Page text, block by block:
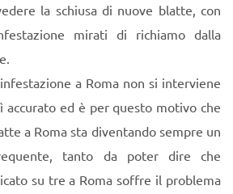
la schiusa di nuove blatte, con
mirati di richiamo dalla
a Roma non si interviene
accurato ed è per questo motivo che
a Roma sta diventando sempre un
tanto da poter dire che
su tre a Roma soffre il problema